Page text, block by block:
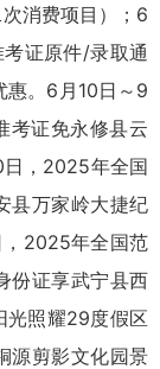
消费项目）；6
证原件/录取通
惠。6月10日～9
考证免永修县云
，2025年全国
县万家岭大捷纪
，2025年全国范
份证享武宁县西
光照耀29度假区
源剪影文化园景